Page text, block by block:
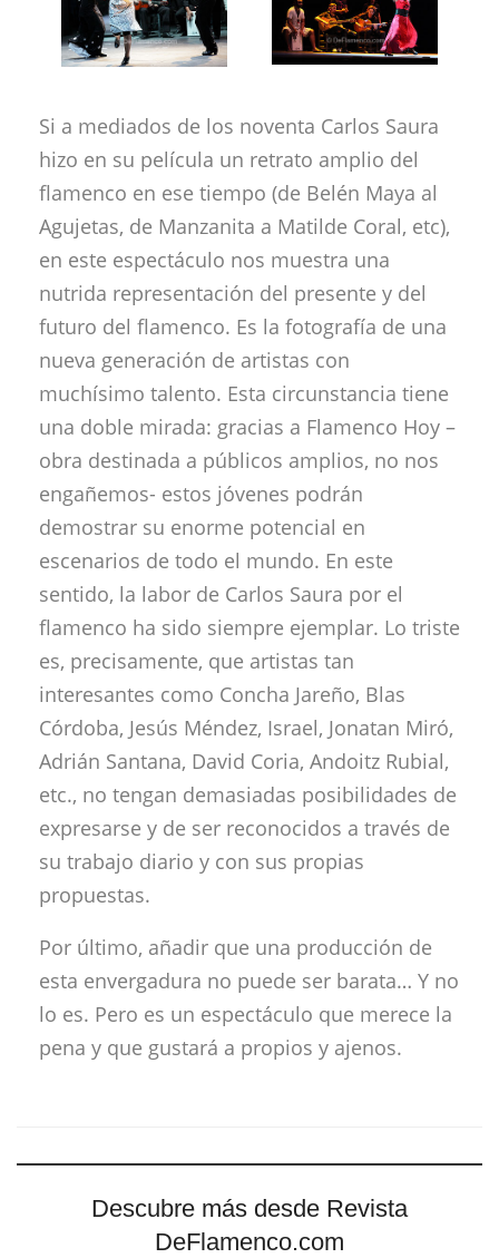
Si a mediados de los noventa Carlos Saura
hizo en su película un retrato amplio del
flamenco en ese tiempo (de Belén Maya al
Agujetas, de Manzanita a Matilde Coral, etc),
en este espectáculo nos muestra una
nutrida representación del presente y del
futuro del flamenco. Es la fotografía de una
nueva generación de artistas con
muchísimo talento. Esta circunstancia tiene
una doble mirada: gracias a Flamenco Hoy –
obra destinada a públicos amplios, no nos
engañemos- estos jóvenes podrán
demostrar su enorme potencial en
escenarios de todo el mundo. En este
sentido, la labor de Carlos Saura por el
flamenco ha sido siempre ejemplar. Lo triste
es, precisamente, que artistas tan
interesantes como Concha Jareño, Blas
Córdoba, Jesús Méndez, Israel, Jonatan Miró,
Adrián Santana, David Coria, Andoitz Rubial,
etc., no tengan demasiadas posibilidades de
expresarse y de ser reconocidos a través de
su trabajo diario y con sus propias
propuestas.
Por último, añadir que una producción de
esta envergadura no puede ser barata… Y no
lo es. Pero es un espectáculo que merece la
pena y que gustará a propios y ajenos.
Descubre más desde Revista
DeFlamenco.com